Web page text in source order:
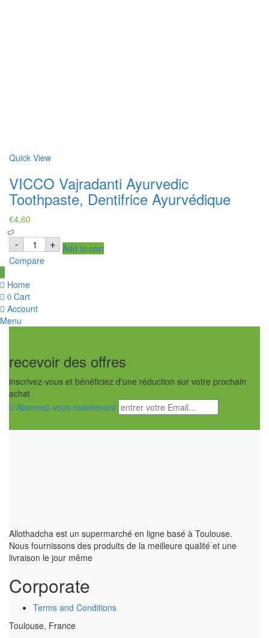
Quick View
VICCO Vajradanti Ayurvedic
Toothpaste, Dentifrice Ayurvédique
€4,60
- VICCO
Vajradanti
Ayurvedic
Toothpaste,
Ayurvédique
quantity
+ Add to cart
Compare
Home
0 Cart
Account
Menu
recevoir des offres
inscrivez-vous et bénéficiez d'une réduction sur votre prochain
achat
Abonnez-vous maintenant
Allothadcha est un supermarché en ligne basé à Toulouse.
Nous fournissons des produits de la meilleure qualité et une
livraison le jour même
Corporate
Terms and Conditions
Toulouse, France